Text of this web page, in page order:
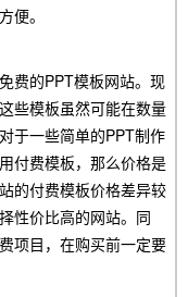
便。
费的PPT模板网站。现
些模板虽然可能在数量
于一些简单的PPT制作
付费模板，那么价格是
的付费模板价格差异较
性价比高的网站。同
项目，在购买前一定要